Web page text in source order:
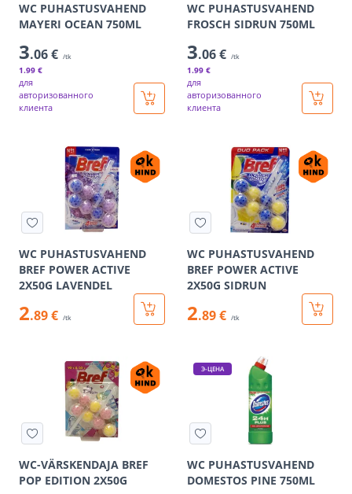
WC PUHASTUSVAHEND
MAYERI OCEAN 750ML
3.06 € /tk
1.99 €
для
авторизованного
клиента
WC PUHASTUSVAHEND
FROSCH SIDRUN 750ML
3.06 € /tk
1.99 €
для
авторизованного
клиента
WC PUHASTUSVAHEND
BREF POWER ACTIVE
2X50G LAVENDEL
2.89 € /tk
WC PUHASTUSVAHEND
BREF POWER ACTIVE
2X50G SIDRUN
2.89 € /tk
WC-VÄRSKENDAJA BREF
POP EDITION 2X50G
Э-ЦЕНА
WC PUHASTUSVAHEND
DOMESTOS PINE 750ML